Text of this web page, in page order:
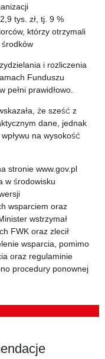
tys. zł, tj. 9 %
którzy otrzymali
i rozliczenia
Funduszu
pełni prawidłowo.
że sześć z
dane, jednak
na wysokość
stronie www.gov.pl
w środowisku
wsparciem oraz
wstrzymał
FWK oraz zlecił
wsparcia, pomimo
oraz regulaminie
procedury ponownej